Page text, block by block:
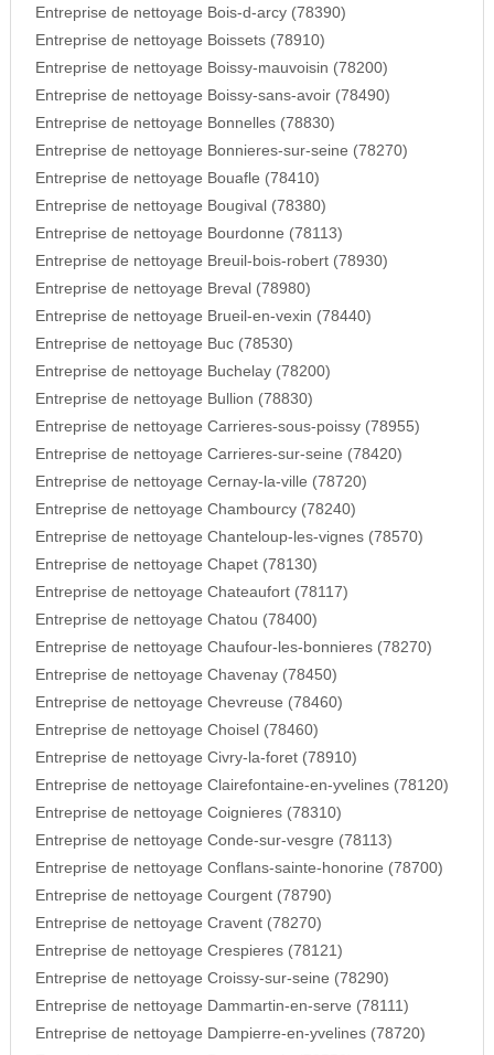
Entreprise de nettoyage Bois-d-arcy (78390)
Entreprise de nettoyage Boissets (78910)
Entreprise de nettoyage Boissy-mauvoisin (78200)
Entreprise de nettoyage Boissy-sans-avoir (78490)
Entreprise de nettoyage Bonnelles (78830)
Entreprise de nettoyage Bonnieres-sur-seine (78270)
Entreprise de nettoyage Bouafle (78410)
Entreprise de nettoyage Bougival (78380)
Entreprise de nettoyage Bourdonne (78113)
Entreprise de nettoyage Breuil-bois-robert (78930)
Entreprise de nettoyage Breval (78980)
Entreprise de nettoyage Brueil-en-vexin (78440)
Entreprise de nettoyage Buc (78530)
Entreprise de nettoyage Buchelay (78200)
Entreprise de nettoyage Bullion (78830)
Entreprise de nettoyage Carrieres-sous-poissy (78955)
Entreprise de nettoyage Carrieres-sur-seine (78420)
Entreprise de nettoyage Cernay-la-ville (78720)
Entreprise de nettoyage Chambourcy (78240)
Entreprise de nettoyage Chanteloup-les-vignes (78570)
Entreprise de nettoyage Chapet (78130)
Entreprise de nettoyage Chateaufort (78117)
Entreprise de nettoyage Chatou (78400)
Entreprise de nettoyage Chaufour-les-bonnieres (78270)
Entreprise de nettoyage Chavenay (78450)
Entreprise de nettoyage Chevreuse (78460)
Entreprise de nettoyage Choisel (78460)
Entreprise de nettoyage Civry-la-foret (78910)
Entreprise de nettoyage Clairefontaine-en-yvelines (78120)
Entreprise de nettoyage Coignieres (78310)
Entreprise de nettoyage Conde-sur-vesgre (78113)
Entreprise de nettoyage Conflans-sainte-honorine (78700)
Entreprise de nettoyage Courgent (78790)
Entreprise de nettoyage Cravent (78270)
Entreprise de nettoyage Crespieres (78121)
Entreprise de nettoyage Croissy-sur-seine (78290)
Entreprise de nettoyage Dammartin-en-serve (78111)
Entreprise de nettoyage Dampierre-en-yvelines (78720)